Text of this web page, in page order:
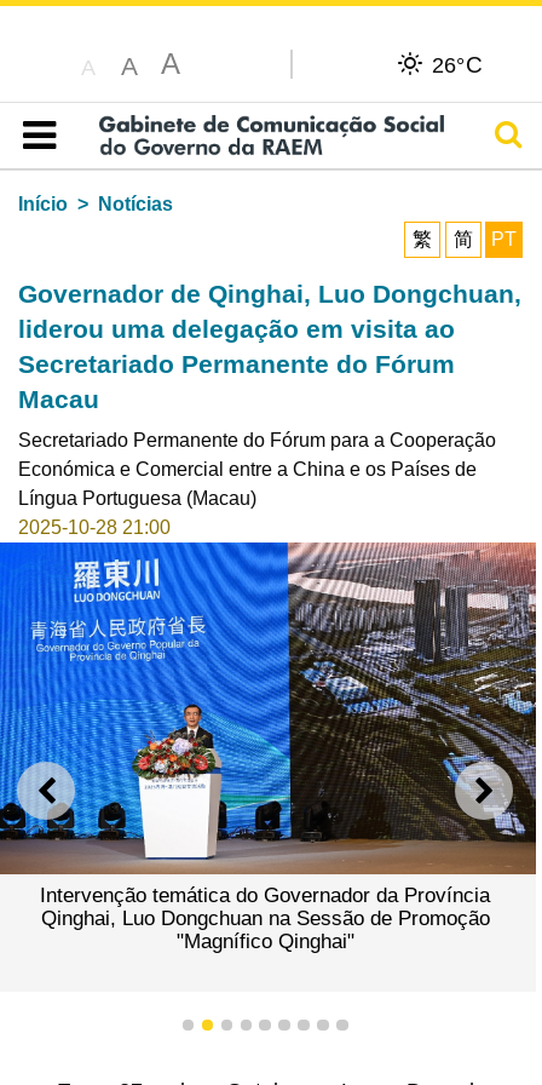
A A A 26°C
Índice
Início
Notícias
繁
简 PT
Governador de Qinghai, Luo Dongchuan,
liderou uma delegação em visita ao
Secretariado Permanente do Fórum
Macau
Secretariado Permanente do Fórum para a Cooperação
Económica e Comercial entre a China e os Países de
Língua Portuguesa (Macau)
2025-10-28 21:00
ANTERIOR
Intervenção temática do Governador da Província
Qinghai, Luo Dongchuan na Sessão de Promoção
"Magnífico Qinghai"
1 2 3 4 5 6 7 8 9